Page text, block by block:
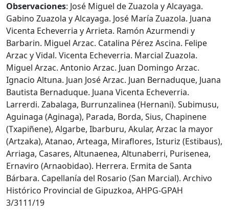
Observaciones: José Miguel de Zuazola y Alcayaga.
Gabino Zuazola y Alcayaga. José María Zuazola. Juana
Vicenta Echeverria y Arrieta. Ramón Azurmendi y
Barbarin. Miguel Arzac. Catalina Pérez Ascina. Felipe
Arzac y Vidal. Vicenta Echeverria. Marcial Zuazola.
Miguel Arzac. Antonio Arzac. Juan Domingo Arzac.
Ignacio Altuna. Juan José Arzac. Juan Bernaduque, Juana
Bautista Bernaduque. Juana Vicenta Echeverria.
Larrerdi. Zabalaga, Burrunzalinea (Hernani). Subimusu,
Aguinaga (Aginaga), Parada, Borda, Sius, Chapinene
(Txapiñene), Algarbe, Ibarburu, Akular, Arzac la mayor
(Artzaka), Atanao, Arteaga, Miraflores, Isturiz (Estibaus),
Arriaga, Casares, Altunaenea, Altunaberri, Purisenea,
Ernaviro (Arnaobidao). Herrera. Ermita de Santa
Bárbara. Capellanía del Rosario (San Marcial). Archivo
Histórico Provincial de Gipuzkoa, AHPG-GPAH
3/3111/19